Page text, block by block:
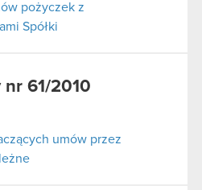
pożyczek z
Spółki
nr 61/2010
umów przez